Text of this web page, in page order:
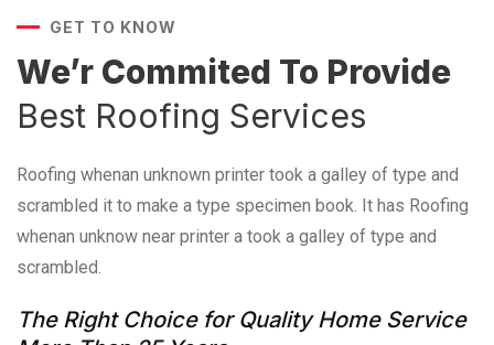
GET TO KNOW
We’r Commited To Provide
Best Roofing Services
Roofing whenan unknown printer took a galley of type and
scrambled it to make a type specimen book. It has Roofing
whenan unknow near printer a took a galley of type and
scrambled.
The Right Choice for Quality Home Service